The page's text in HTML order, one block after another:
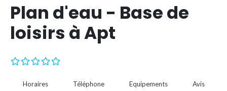
Plan d'eau - Base de
loisirs à Apt
Horaires Téléphone Equipements Avis